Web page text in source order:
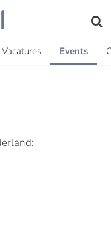
Vacatures Events